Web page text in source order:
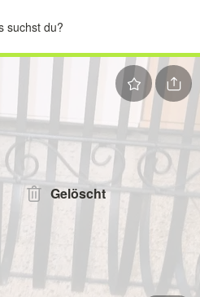
Gelöscht